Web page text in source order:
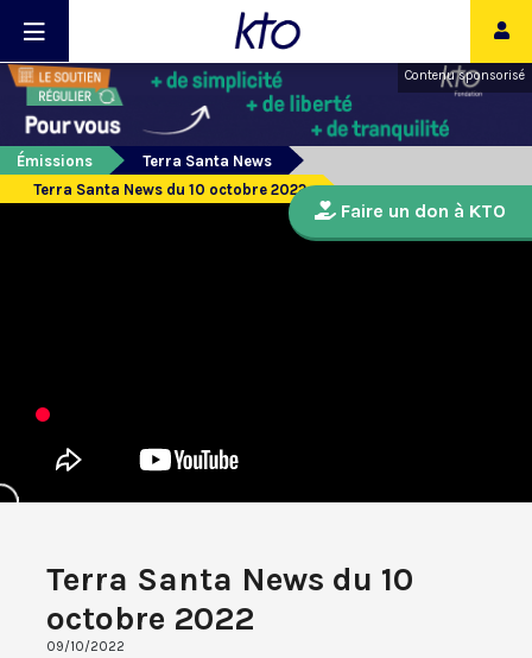
Contenu sponsorisé
Émissions
Terra Santa News
Terra Santa News du 10 octobre 2022
Terra Santa News du 10
octobre 2022
09/10/2022
Faire un don à KTO